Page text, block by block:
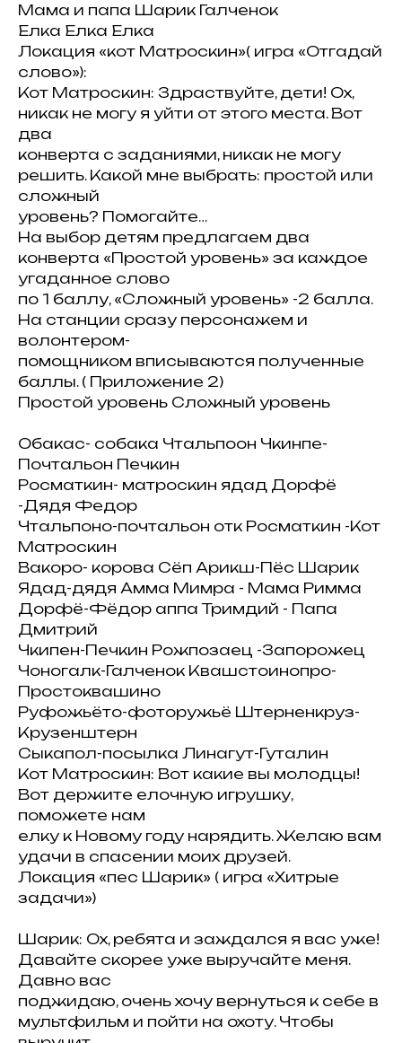
Мама и папа Шарик Галченок
Елка Елка Елка
Локация «кот Матроскин»( игра «Отгадай
слово»):
Кот Матроскин: Здраствуйте, дети! Ох,
никак не могу я уйти от этого места. Вот
два
конверта с заданиями, никак не могу
решить. Какой мне выбрать: простой или
сложный
уровень? Помогайте…
На выбор детям предлагаем два
конверта «Простой уровень» за каждое
угаданное слово
по 1 баллу, «Сложный уровень» -2 балла.
На станции сразу персонажем и
волонтером-
помощником вписываются полученные
баллы. ( Приложение 2)
Простой уровень Сложный уровень
Обакас- собака Чтальпоон Чкинпе-
Почтальон Печкин
Росматкин- матроскин ядад Дорфё
-Дядя Федор
Чтальпоно-почтальон отк Росматкин -Кот
Матроскин
Вакоро- корова Сёп Арикш-Пёс Шарик
Ядад-дядя Амма Мимра - Мама Римма
Дорфё-Фёдор аппа Тримдий - Папа
Дмитрий
Чкипен-Печкин Рожпозаец -Запорожец
Чоногалк-Галченок Квашстоинопро-
Простоквашино
Руфожьёто-фоторужьё Штерненкруз-
Крузенштерн
Сыкапол-посылка Линагут-Гуталин
Кот Матроскин: Вот какие вы молодцы!
Вот держите елочную игрушку,
поможете нам
елку к Новому году нарядить. Желаю вам
удачи в спасении моих друзей.
Локация «пес Шарик» ( игра «Хитрые
задачи»)
Шарик: Ох, ребята и заждался я вас уже!
Давайте скорее уже выручайте меня.
Давно вас
поджидаю, очень хочу вернуться к себе в
мультфильм и пойти на охоту. Чтобы